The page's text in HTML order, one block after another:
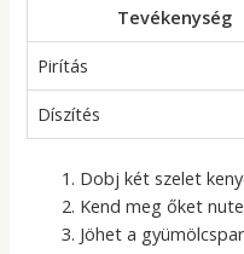
Tevékenység
Pirítás
Díszítés
Dobj két szelet
Kend meg őket
Jöhet a